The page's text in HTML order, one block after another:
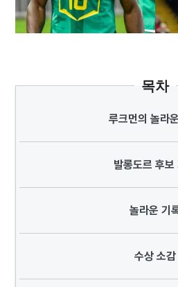
목차
루크먼의 놀라
발롱도르 후보
놀라운 기
수상 소감